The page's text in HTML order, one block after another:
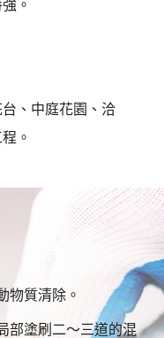
。
、中庭花園、洽
。
物質清除。
部塗刷二～三道的混